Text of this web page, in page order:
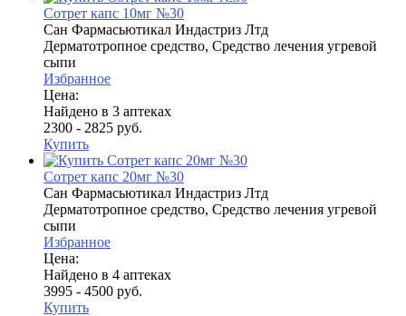
Сотрет капс 10мг №30
Сан Фармасьютикал Индастриз Лтд
Дерматотропное средство, Средство лечения угревой
сыпи
Избранное
Цена:
Найдено в 3 аптеках
2300 - 2825 руб.
Купить
Сотрет капс 20мг №30
Сан Фармасьютикал Индастриз Лтд
Дерматотропное средство, Средство лечения угревой
сыпи
Избранное
Цена:
Найдено в 4 аптеках
3995 - 4500 руб.
Купить